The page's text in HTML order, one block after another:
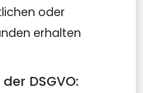
oder
erhalten
DSGVO: